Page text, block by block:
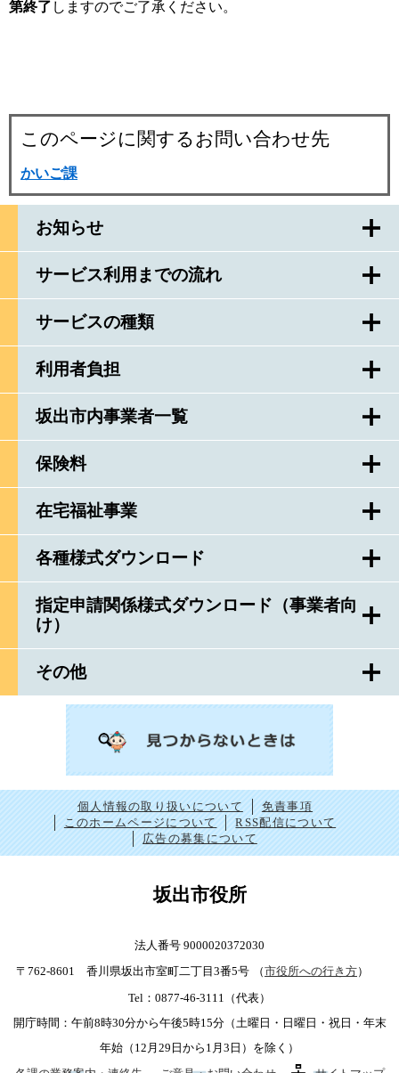
お知らせ
サービス利用までの流れ
サービスの種類
利用者負担
坂出市内事業者一覧
保険料
在宅福祉事業
各種様式ダウンロード
指定申請関係様式ダウンロード（事業者向
け）
その他
第終了 しますのでご了承ください。
このページに関するお問い合わせ先
かいご課
個人情報の取り扱いについて
免責事項
このホームページについて
RSS配信について
広告の募集について
坂出市役所
法人番号 9000020372030
〒762-8601 香川県坂出市室町二丁目3番5号
（市役所への行き方）
Tel：0877-46-3111（代表）
開庁時間：午前8時30分から午後5時15分（土曜日・日曜日・祝日・年末
年始（12月29日から1月3日）を除く）